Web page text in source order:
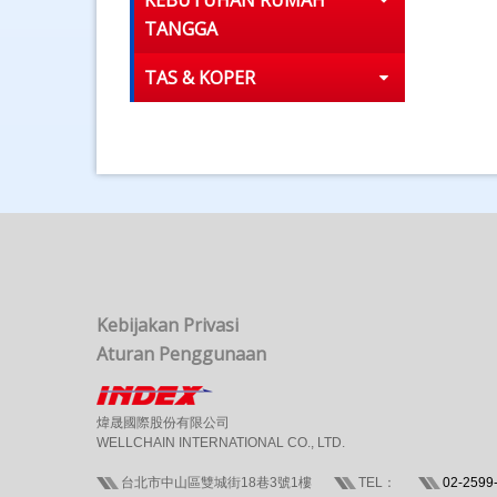
TANGGA
TAS & KOPER
Kebijakan Privasi
Aturan Penggunaan
煒晟國際股份有限公司
WELLCHAIN INTERNATIONAL CO., LTD.
台北市中山區雙城街18巷3號1樓 TEL： 02-